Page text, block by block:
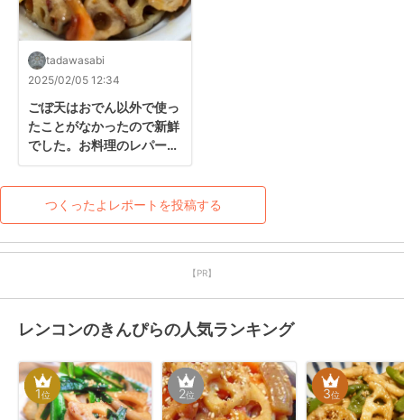
tadawasabi
2025/02/05 12:34
ごぼ天はおでん以外で使っ
たことがなかったので新鮮
でした。お料理のレパート
ユニークなレシピをありが
とうございました。
つくったよレポートを投稿する
【PR】
レンコンのきんぴらの人気ランキング
1位 2位 3位